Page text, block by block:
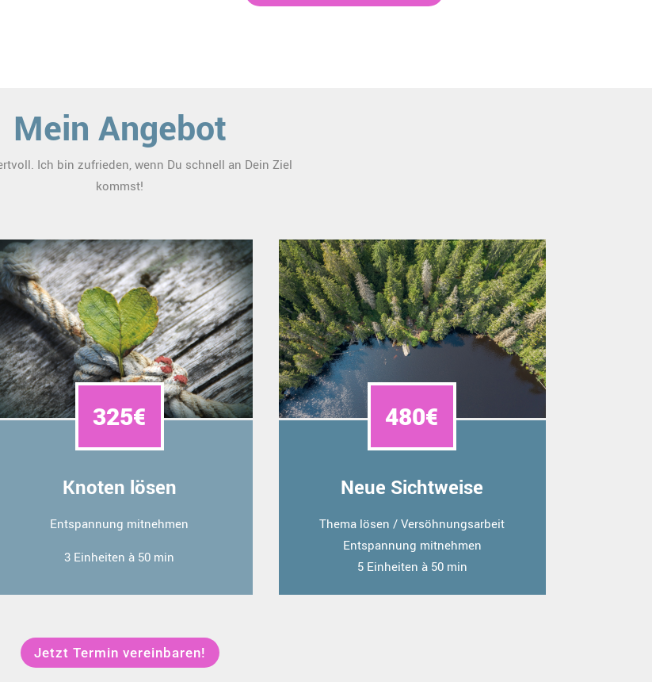
Mein Angebot
Ich bin zufrieden, wenn Du schnell an Dein Ziel
kommst!
325€
Knoten lösen
Entspannung mitnehmen
3 Einheiten à 50 min
480€
Neue Sichtweise
Thema lösen / Versöhnungsarbeit
Entspannung mitnehmen
5 Einheiten à 50 min
Jetzt Termin vereinbaren!